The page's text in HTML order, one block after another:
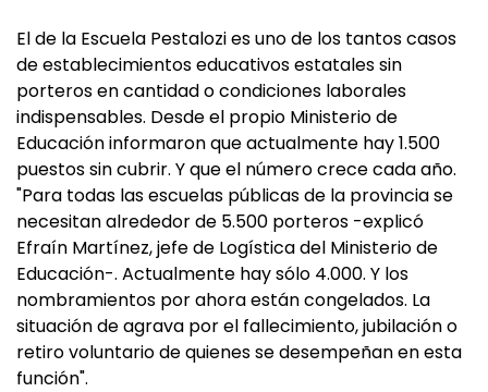
El de la Escuela Pestalozi es uno de los tantos casos
de establecimientos educativos estatales sin
porteros en cantidad o condiciones laborales
indispensables. Desde el propio Ministerio de
Educación informaron que actualmente hay 1.500
puestos sin cubrir. Y que el número crece cada año.
"Para todas las escuelas públicas de la provincia se
necesitan alrededor de 5.500 porteros -explicó
Efraín Martínez, jefe de Logística del Ministerio de
Educación-. Actualmente hay sólo 4.000. Y los
nombramientos por ahora están congelados. La
situación de agrava por el fallecimiento, jubilación o
retiro voluntario de quienes se desempeñan en esta
función".